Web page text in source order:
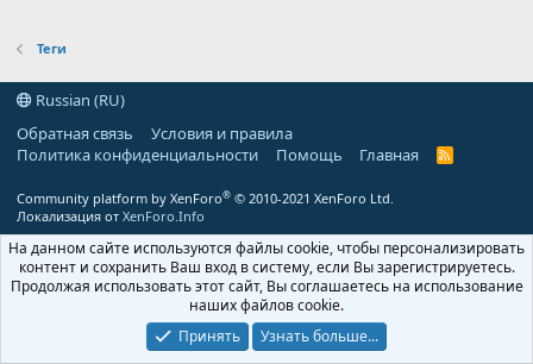
Теги
Russian (RU)
Обратная связь
Условия и правила
Политика конфиденциальности
Помощь Главная
R
Community platform by XenForo® © 2010-2021 XenForo Ltd.
Локализация от XenForo.Info
На данном сайте используются файлы cookie, чтобы персонализировать
контент и сохранить Ваш вход в систему, если Вы зарегистрируетесь.
Продолжая использовать этот сайт, Вы соглашаетесь на использование
наших файлов cookie.
Принять
Узнать больше...